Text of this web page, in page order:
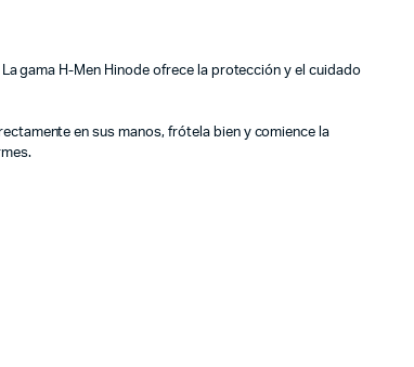
gama H-Men Hinode ofrece la protección y el cuidado
en sus manos, frótela bien y comience la